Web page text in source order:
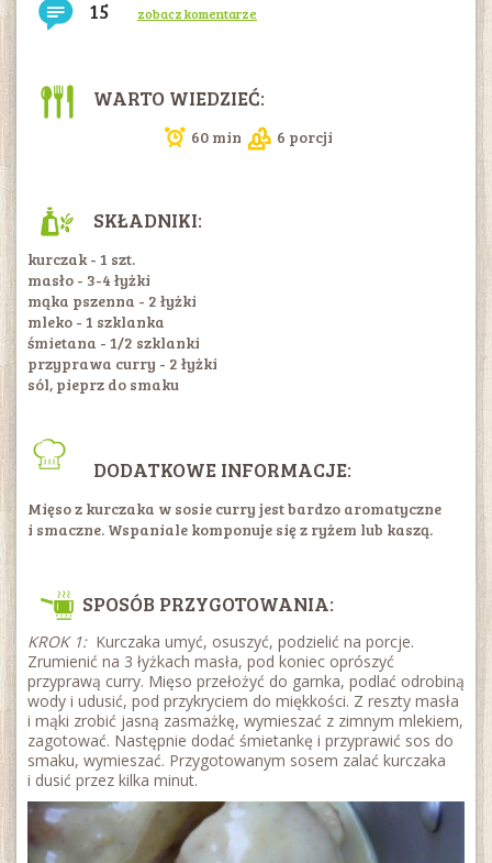
15 zobacz komentarze
WARTO WIEDZIEĆ:
60 min 6 porcji
SKŁADNIKI:
kurczak - 1 szt.
masło - 3-4 łyżki
mąka pszenna - 2 łyżki
mleko - 1 szklanka
śmietana - 1/2 szklanki
przyprawa curry - 2 łyżki
sól, pieprz do smaku
DODATKOWE INFORMACJE:
Mięso z kurczaka w sosie curry jest bardzo aromatyczne
i smaczne. Wspaniale komponuje się z ryżem lub kaszą.
SPOSÓB PRZYGOTOWANIA:
KROK 1:Kurczaka umyć, osuszyć, podzielić na porcje.
Zrumienić na 3 łyżkach masła, pod koniec oprószyć
przyprawą curry. Mięso przełożyć do garnka, podlać odrobiną
wody i udusić, pod przykryciem do miękkości. Z reszty masła
i mąki zrobić jasną zasmażkę, wymieszać z zimnym mlekiem,
zagotować. Następnie dodać śmietankę i przyprawić sos do
smaku, wymieszać. Przygotowanym sosem zalać kurczaka
i dusić przez kilka minut.